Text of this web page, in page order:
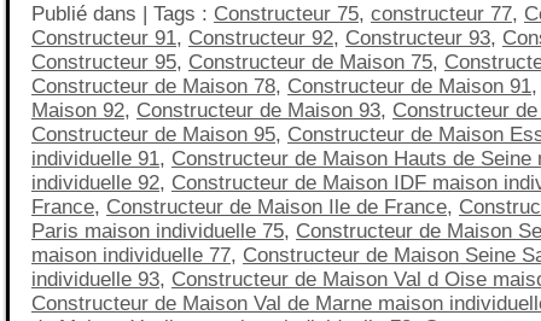
Publié dans | Tags : Constructeur 75, constructeur 77,
Constructeur 91, Constructeur 92, Constructeur 93,
Constructeur 95, Constructeur de Maison 75,
Constructeur de Maison 78, Constructeur de Maison 91
Maison 92, Constructeur de Maison 93, Constructeur
Constructeur de Maison 95, Constructeur de Maison
individuelle 91, Constructeur de Maison Hauts de Seine
individuelle 92, Constructeur de Maison IDF maison
France, Constructeur de Maison Ile de France,
Paris maison individuelle 75, Constructeur de Maison
maison individuelle 77, Constructeur de Maison Seine
individuelle 93, Constructeur de Maison Val d Oise
Constructeur de Maison Val de Marne maison